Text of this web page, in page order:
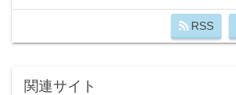
RSS
関連サイト